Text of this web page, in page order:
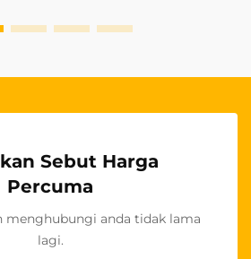
Sebut Harga
Percuma
menghubungi anda tidak lama
lagi.